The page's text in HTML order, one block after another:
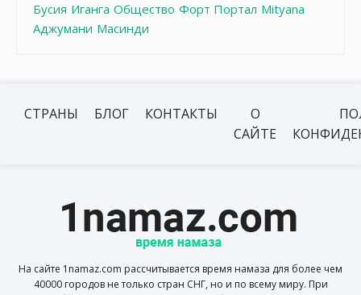
Бусия Иганга Общество Форт Портал Mityana
Аджумани Масинди
СТРАНЫ БЛОГ КОНТАКТЫ
О
САЙТЕ
На сайте 1namaz.com рассчитывается время намаза для более чем
40000 городов не только стран СНГ, но и по всему миру. При